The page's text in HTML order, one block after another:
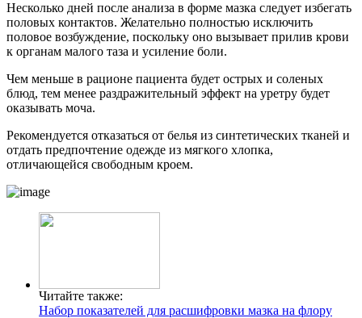
Несколько дней после анализа в форме мазка следует избегать
половых контактов. Желательно полностью исключить
половое возбуждение, поскольку оно вызывает прилив крови
к органам малого таза и усиление боли.
Чем меньше в рационе пациента будет острых и соленых
блюд, тем менее раздражительный эффект на уретру будет
оказывать моча.
Рекомендуется отказаться от белья из синтетических тканей и
отдать предпочтение одежде из мягкого хлопка,
отличающейся свободным кроем.
Читайте также:
Набор показателей для расшифровки мазка на флору